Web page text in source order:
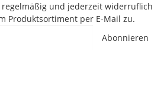
regelmäßig und jederzeit widerruflich
Produktsortiment per E-Mail zu.
Abonnieren